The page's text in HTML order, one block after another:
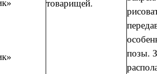
товарищей.
позы.